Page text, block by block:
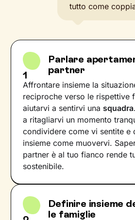
tutto come
1
Parlare
partner
Affrontare insieme la
reciproche verso le rispettive
aiutarvi a sentirvi una squadra
a ritagliarvi un momento
condividere come vi sentite e
insieme come muovervi.
partner è al tuo fianco rende
sostenibile.
Definire insieme
le famiglie